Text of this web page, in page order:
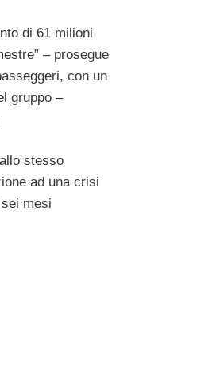
di 61 milioni
– prosegue
con un
gruppo –
stesso
ad una crisi
mesi